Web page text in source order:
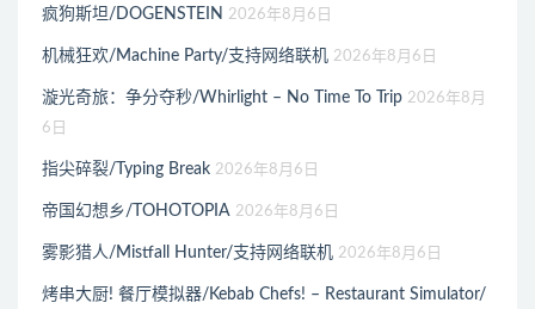
疯狗斯坦/DOGENSTEIN 2026年8月6日
机械狂欢/Machine Party/支持网络联机 2026年8月6日
漩光奇旅：争分夺秒/Whirlight – No Time To Trip 2026年8月
6日
指尖碎裂/Typing Break 2026年8月6日
帝国幻想乡/TOHOTOPIA 2026年8月6日
雾影猎人/Mistfall Hunter/支持网络联机 2026年8月6日
烤串大厨! 餐厅模拟器/Kebab Chefs! – Restaurant Simulator/